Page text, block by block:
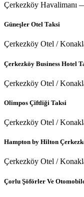
Çerkezköy Havalimanı
Güneşler Otel Taksi
Çerkezköy Otel /
Çerkezköy Business Hotel
Çerkezköy Otel /
Olimpos Çiftliği Taksi
Çerkezköy Otel /
Hampton by Hilton
Çerkezköy Otel /
Çorlu Şöförler Ve